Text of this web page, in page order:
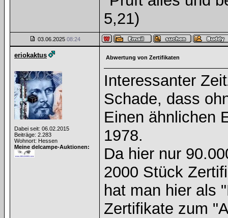
5,21)
03.06.2025 08:24
eriokaktus
Dabei seit: 06.02.2015
Beiträge: 2.283
Wohnort: Hessen
Meine delcampe-Auktionen:
Abwertung von Zertifikaten
Interessanter
Schade, dass
Einen ähnlichen
1978.
Da hier nur
2000 Stück
hat man hier als
Zertifikate zum